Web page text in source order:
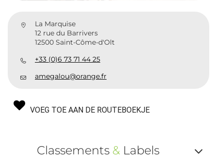
La Marquise
12 rue du Barrivers
12500 Saint-Côme-d'Olt
+33 (0)6 73 71 44 25
amegalou@orange.fr
VOEG TOE AAN DE ROUTEBOEKJE
Classements &Labels